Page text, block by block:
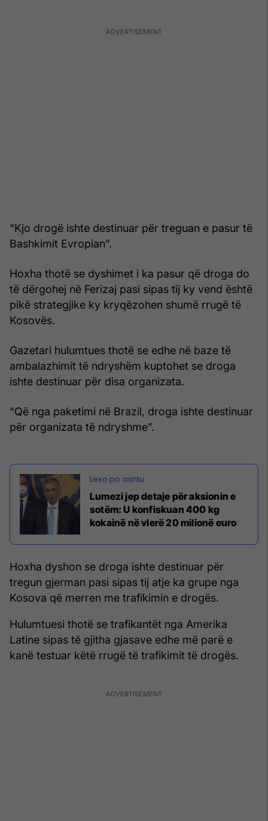
“Kjo drogë ishte destinuar për treguan e pasur të
Bashkimit Evropian”.
Hoxha thotë se dyshimet i ka pasur që droga do
të dërgohej në Ferizaj pasi sipas tij ky vend është
pikë strategjike ky kryqëzohen shumë rrugë të
Kosovës.
Gazetari hulumtues thotë se edhe në baze të
ambalazhimit të ndryshëm kuptohet se droga
ishte destinuar për disa organizata.
“Që nga paketimi në Brazil, droga ishte destinuar
për organizata të ndryshme”.
Lumezi jep detaje për aksionin e
sotëm: U konfiskuan 400 kg
kokainë në vlerë 20 milionë euro
Hoxha dyshon se droga ishte destinuar për
tregun gjerman pasi sipas tij atje ka grupe nga
Kosova që merren me trafikimin e drogës.
Hulumtuesi thotë se trafikantët nga Amerika
Latine sipas të gjitha gjasave edhe më parë e
kanë testuar këtë rrugë të trafikimit të drogës.